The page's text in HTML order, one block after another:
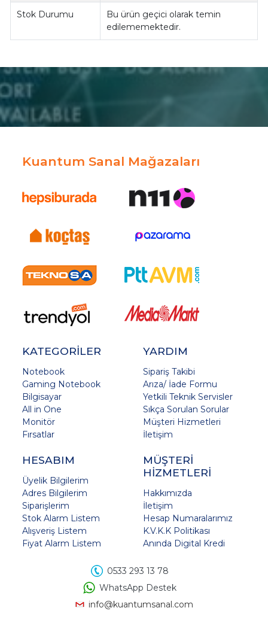
Stok Durumu
Bu ürün geçici olarak temin
edilememektedir.
Kuantum Sanal Mağazaları
KATEGORİLER
Notebook
Gaming Notebook
Bilgisayar
All in One
Monitör
Fırsatlar
YARDIM
Sipariş Takibi
Arıza/ İade Formu
Yetkili Teknik Servisler
Sıkça Sorulan Sorular
Müşteri Hizmetleri
İletişim
HESABIM
Üyelik Bilgilerim
Adres Bilgilerim
Siparişlerim
Stok Alarm Listem
Alışveriş Listem
Fiyat Alarm Listem
MÜŞTERİ
HİZMETLERİ
Hakkımızda
İletişim
Hesap Numaralarımız
K.V.K.K Politikası
Anında Digital Kredi
0533 293 13 78
WhatsApp Destek
info@kuantumsanal.com